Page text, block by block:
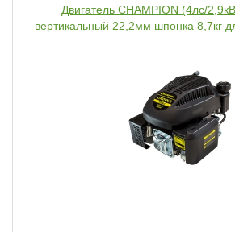
Двигатель CHAMPION (4лс/
вертикальный 22,2мм шпонка 8,7кг